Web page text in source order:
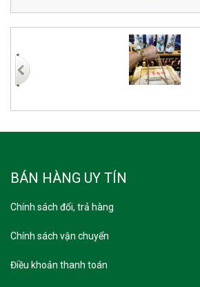
BÁN HÀNG UY TÍN
Chính sách đổi, trả hàng
Chính sách vận chuyển
Điều khoản thanh toán